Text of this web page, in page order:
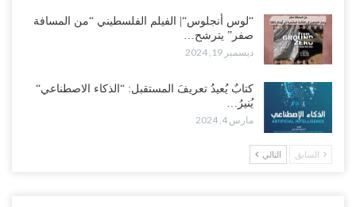
“لوس أنجلوس“| الفيلم الفلسطيني “من المسافة
صفر” يترشح…
ديسمبر 19, 2024
كتابٌ يُعيدُ تعريفَ المستقبل: “الذكاء الاصطناعي“
يُنيرُ…
مارس 4, 2024
السابق التالي